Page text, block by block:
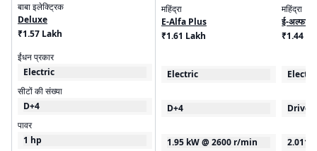
बाबा इलेक्ट्रिक
Deluxe
₹1.57 Lakh
ईंधन प्रकार
Electric
सीटों की संख्या
D+4
पावर
1 hp
महिंद्रा
E-Alfa Plus
₹1.61 Lakh
Electric
D+4
1.95 kW @ 2600 r/min
महिंद्रा
ई-अल्फा
₹1.44
Driver